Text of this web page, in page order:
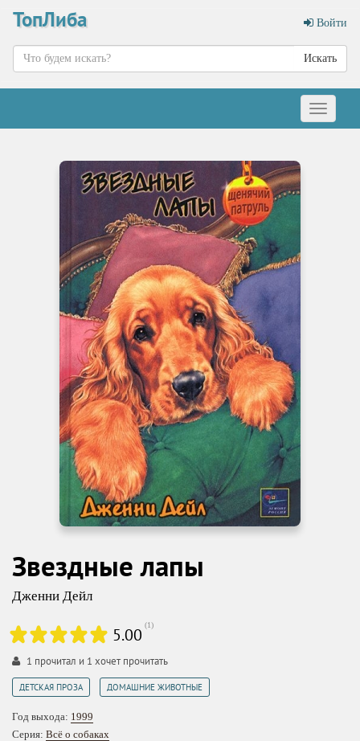
ТопЛиба Войти
Искать
Меню
Звездные лапы
Дженни Дейл
5.00 (1)
1 прочитал и 1 хочет прочитать
ДЕТСКАЯ ПРОЗА ДОМАШНИЕ ЖИВОТНЫЕ
Год выхода: 1999
Серия: Всё о собаках